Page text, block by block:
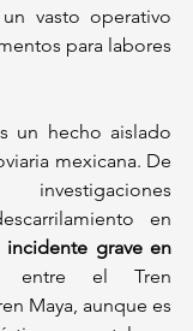
vasto operativo
para labores
un hecho aislado
mexicana. De
en
grave en
entre el Tren
Maya, aunque es